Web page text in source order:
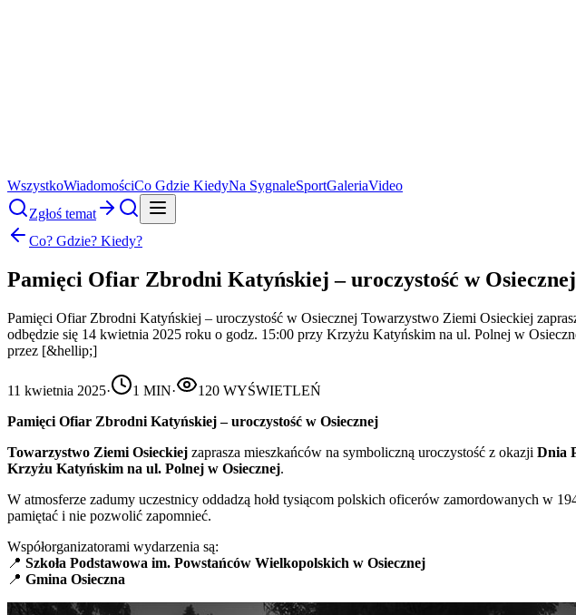
WszystkoWiadomościCo Gdzie KiedyNa SygnaleSportGaleriaVideo
Zgłoś temat
Co? Gdzie? Kiedy?
Pamięci Ofiar Zbrodni Katyńskiej – uroczystość w Osiecznej
Pamięci Ofiar Zbrodni Katyńskiej – uroczystość w Osiecznej Towarzystwo Ziemi Osieckiej
odbędzie się 14 kwietnia 2025 roku o godz. 15:00 przy Krzyżu Katyńskim na ul. Polnej w
przez [&hellip;]
11 kwietnia 2025· 1 MIN· 120 WYŚWIETLEŃ
Pamięci Ofiar Zbrodni Katyńskiej – uroczystość w Osiecznej
Towarzystwo Ziemi Osieckiej zaprasza mieszkańców na symboliczną uroczystość z okazji Dnia
Krzyżu Katyńskim na ul. Polnej w Osiecznej.
W atmosferze zadumy uczestnicy oddadzą hołd tysiącom polskich oficerów zamordowanych w
pamiętać i nie pozwolić zapomnieć.
Współorganizatorami wydarzenia są:
📍 Szkoła Podstawowa im. Powstańców Wielkopolskich w Osiecznej
📍 Gmina Osieczna